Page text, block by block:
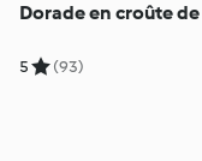
Dorade en croûte de
5 (93)